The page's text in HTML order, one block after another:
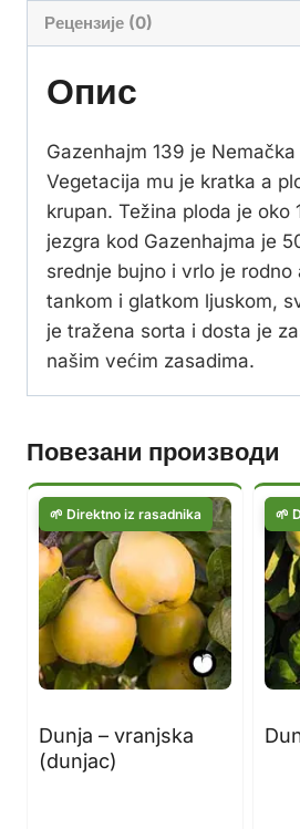
Рецензије (0)
Опис
Gazenhajm 139 je
Vegetacija mu je kratka a
krupan. Težina ploda je oko
jezgra kod Gazenhajma je
srednje bujno i vrlo je rodno
tankom i glatkom ljuskom,
je tražena sorta i dosta je
našim većim zasadima.
Повезани производи
Dunja – vranjska
(dunjac)